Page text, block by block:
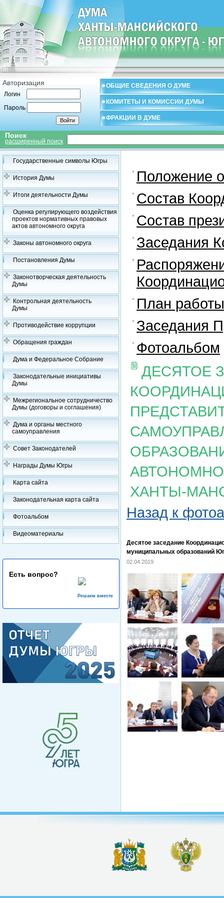
Авторизация
Логин
Пароль
ОБЩИЕ СВЕДЕНИЯ О ДУМЕ
КОМИТЕТЫ И КОМИССИИ ДУМЫ
ФРАКЦИИ В ДУМЕ
Поиск
расширенный поиск
Государственные символы Югры
История Думы
Итоги деятельности Думы
Оценка регулирующего воздействия
проектов нормативных правовых
актов автономного округа
Законы автономного округа
Постановления Думы
Законотворческая деятельность
Думы
Контрольная деятельность
Думы
Противодействие коррупции
Обращения граждан
Дума и Федеральное Собрание
Законодательные инициативы
Думы
Межрегиональное сотрудничество
Думы (договоры и соглашения)
Дума и органы местного
самоуправления
Совет Законодателей
Награды Думы Югры
Карта сайта
Законодательная карта сайта
Фотоальбом
Видеоматериалы
Есть вопрос?
Решаем вместе
Положение
Состав
Состав
Заседания
План
Заседания
Фотоальбом
ДЕСЯТОЕ
ХАНТЫ-
Назад к
Десятое заседание
муниципальных образований
02.04.2019